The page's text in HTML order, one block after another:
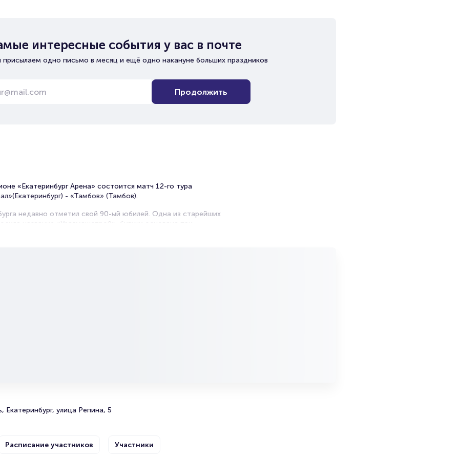
интересные события у вас в почте
одно письмо в месяц и ещё одно накануне больших праздников
Продолжить
«Екатеринбург Арена» состоится матч 12-го тура
- «Тамбов» (Тамбов).
недавно отметил свой 90-ый юбилей. Одна из старейших
название «Уралмашстрой», будучи основана при
Екатеринбург, улица Репина, 5
Расписание участников Участники